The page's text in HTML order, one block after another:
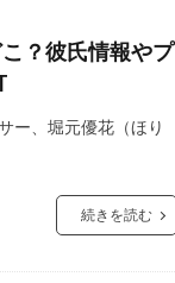
？彼氏情報やプ
ー、堀元優花（ほり
続きを読む